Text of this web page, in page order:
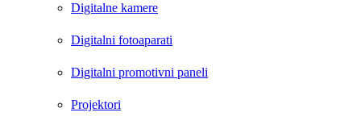
Digitalne kamere
Digitalni fotoaparati
Digitalni promotivni paneli
Projektori